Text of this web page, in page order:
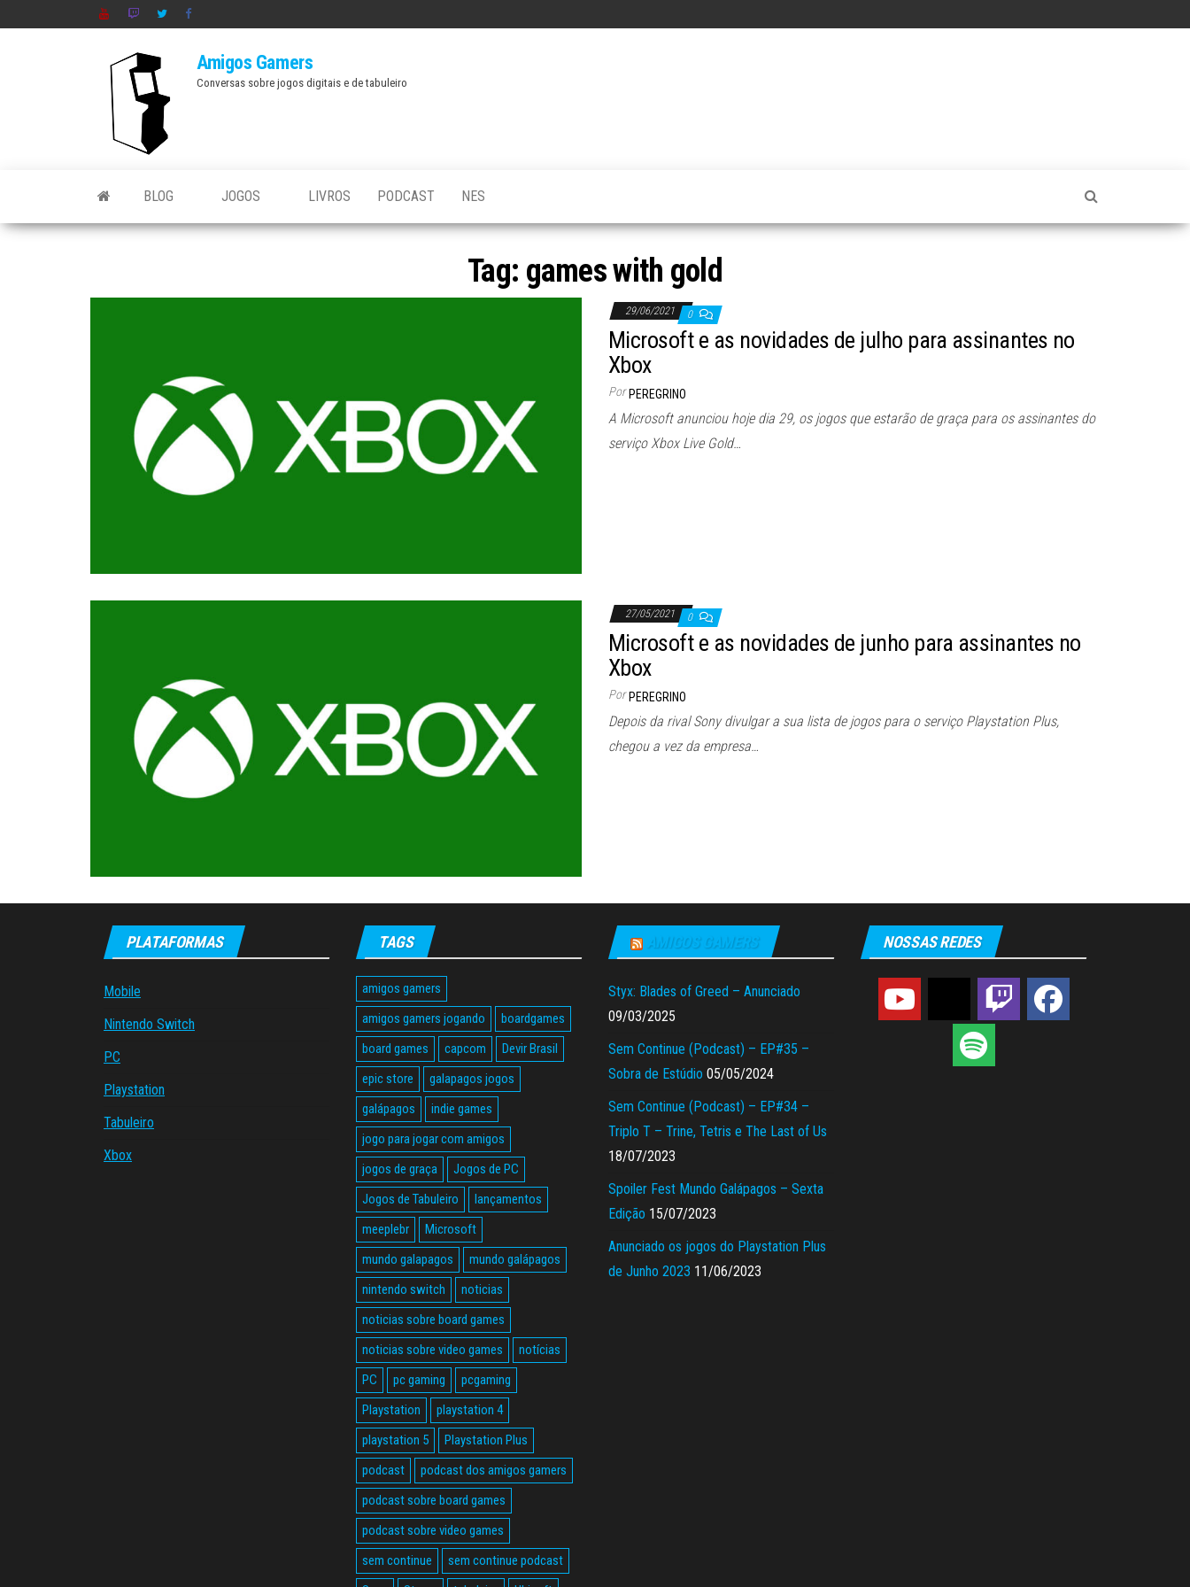
Amigos Gamers
Conversas sobre jogos digitais e de tabuleiro
BLOG JOGOS LIVROS PODCAST NES
Tag: games with gold
29/06/2021 0
Microsoft e as novidades de julho para assinantes no
Xbox
Por PEREGRINO
A Microsoft anunciou hoje dia 29, os jogos que estarão de graça para os assinantes do
serviço Xbox Live Gold…
27/05/2021 0
Microsoft e as novidades de junho para assinantes no
Xbox
Por PEREGRINO
Depois da rival Sony divulgar a sua lista de jogos para o serviço Playstation Plus,
chegou a vez da empresa…
PLATAFORMAS
Mobile
Nintendo Switch
PC
Playstation
Tabuleiro
Xbox
TAGS
amigos gamers
amigos gamers jogando
boardgames
board games
capcom
Devir Brasil
epic store
galapagos jogos
galápagos
indie games
jogo para jogar com amigos
jogos de graça
Jogos de PC
Jogos de Tabuleiro
lançamentos
meeplebr
Microsoft
mundo galapagos
mundo galápagos
nintendo switch
noticias
noticias sobre board games
noticias sobre video games
notícias
PC
pc gaming
pcgaming
Playstation
playstation 4
playstation 5
Playstation Plus
podcast
podcast dos amigos gamers
podcast sobre board games
podcast sobre video games
sem continue
sem continue podcast
AMIGOS GAMERS
Styx: Blades of Greed – Anunciado
09/03/2025
Sem Continue (Podcast) – EP#35 –
Sobra de Estúdio 05/05/2024
Sem Continue (Podcast) – EP#34 –
Triplo T – Trine, Tetris e The Last of Us
18/07/2023
Spoiler Fest Mundo Galápagos – Sexta
Edição 15/07/2023
Anunciado os jogos do Playstation Plus
de Junho 2023 11/06/2023
NOSSAS REDES